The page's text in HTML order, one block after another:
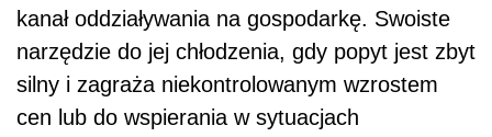
kanał oddziaływania na gospodarkę. Swoiste
narzędzie do jej chłodzenia, gdy popyt jest zbyt
silny i zagraża niekontrolowanym wzrostem
cen lub do wspierania w sytuacjach